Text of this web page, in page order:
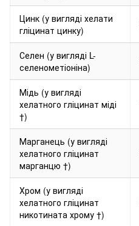
Цинк (у вигляді хелати
гліцинат цинку)
Селен (у вигляді L-
селенометіоніна)
Мідь (у вигляді
хелатного гліцинат міді
†)
Марганець (у вигляді
хелатного гліцинат
марганцю †)
Хром (у вигляді
хелатного гліцинат
никотината хрому †)